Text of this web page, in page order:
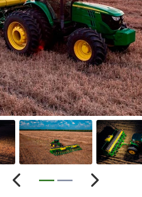
Anterior Próximo